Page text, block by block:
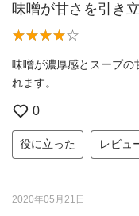
味噌が甘さを引き
味噌が濃厚感とスープ
れます。
0
役に立った レビュ
2020年05月21日